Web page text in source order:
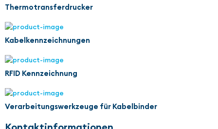
Thermotransferdrucker
Kabelkennzeichnungen
RFID Kennzeichnung
Verarbeitungswerkzeuge für Kabelbinder